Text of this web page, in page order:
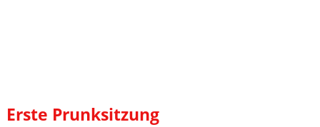
Erste Prunksitzung